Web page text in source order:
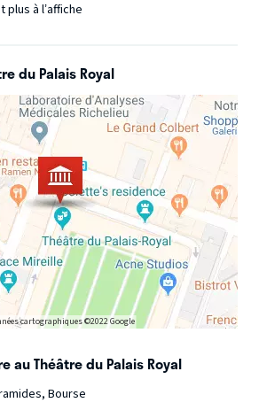
à l’affiche
du Palais Royal
cartographiques ©2022 Google
au Théâtre du Palais Royal
Bourse